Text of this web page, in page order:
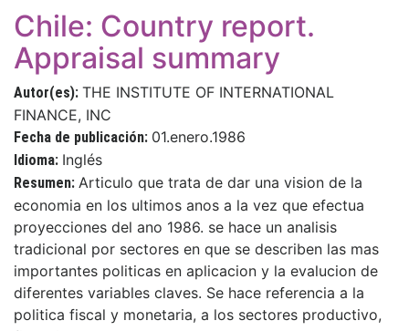
Chile: Country report.
Appraisal summary
Autor(es): THE INSTITUTE OF INTERNATIONAL
FINANCE, INC
Fecha de publicación: 01.enero.1986
Idioma: Inglés
Resumen: Articulo que trata de dar una vision de la
economia en los ultimos anos a la vez que efectua
proyecciones del ano 1986. se hace un analisis
tradicional por sectores en que se describen las mas
importantes politicas en aplicacion y la evalucion de
diferentes variables claves. Se hace referencia a la
politica fiscal y monetaria, a los sectores productivo,